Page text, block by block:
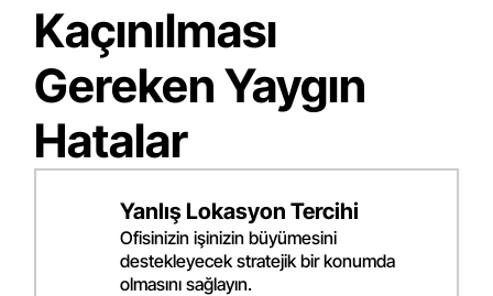
Kaçınılması
Gereken Yaygın
Hatalar
Yanlış Lokasyon Tercihi
Ofisinizin işinizin büyümesini
destekleyecek stratejik bir konumda
olmasını sağlayın.